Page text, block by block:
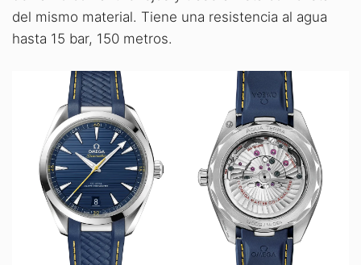
del mismo material. Tiene una resistencia al agua
hasta 15 bar, 150 metros.